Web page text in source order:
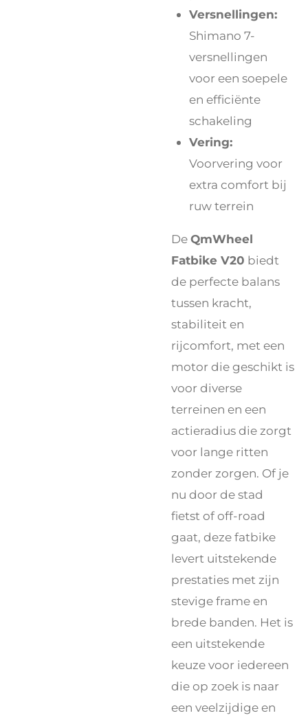
Versnellingen:
Shimano 7-
versnellingen
voor een soepele
en efficiënte
schakeling
Vering:
Voorvering voor
extra comfort bij
ruw terrein
DeQmWheel
Fatbike V20 biedt
de perfecte balans
tussen kracht,
stabiliteit en
rijcomfort, met een
motor die geschikt is
voor diverse
terreinen en een
actieradius die zorgt
voor lange ritten
zonder zorgen. Of je
nu door de stad
fietst of off-road
gaat, deze fatbike
levert uitstekende
prestaties met zijn
stevige frame en
brede banden. Het is
een uitstekende
keuze voor iedereen
die op zoek is naar
een veelzijdige en